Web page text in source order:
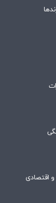
اقتصادی